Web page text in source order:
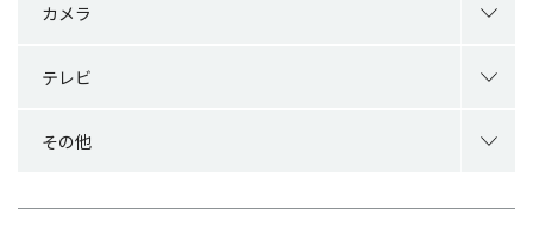
カメラ
テレビ
その他